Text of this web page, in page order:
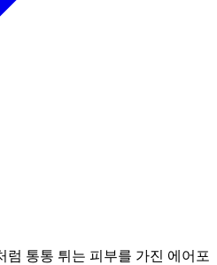
럼 통통 튀는 피부를 가진 에어포